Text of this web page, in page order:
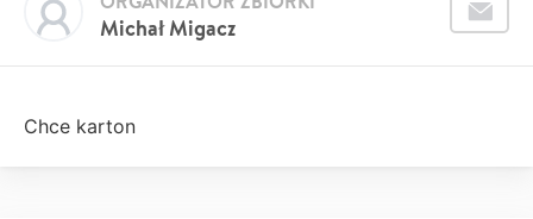
Michał Migacz
Chce karton